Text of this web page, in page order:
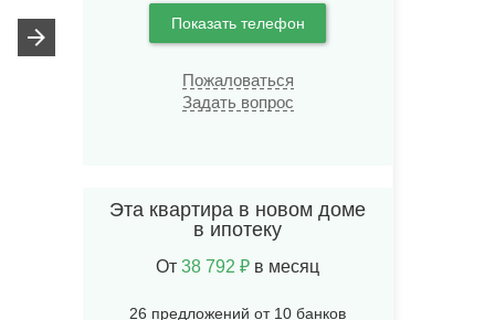
Показать телефон
Пожаловаться
Задать вопрос
Эта квартира в новом доме
в ипотеку
От 38 792 ₽ в месяц
26 предложений от 10 банков